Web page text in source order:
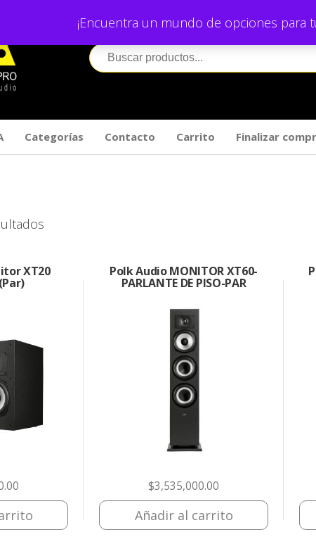
¡Encuentra un mundo de opciones para
Categorías Contacto Carrito Finalizar
puntuación
XT20 Polk Audio MONITOR XT60-
PARLANTE DE PISO-PAR
$3,535,000.00
Añadir al carrito